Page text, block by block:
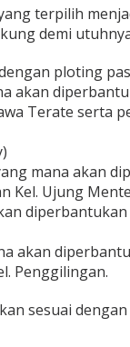
terpilih
demi
ploting
akan
Terate serta
mana akan
Kel. Ujung
diperbantukan
akan
Penggilingan.
sesuai